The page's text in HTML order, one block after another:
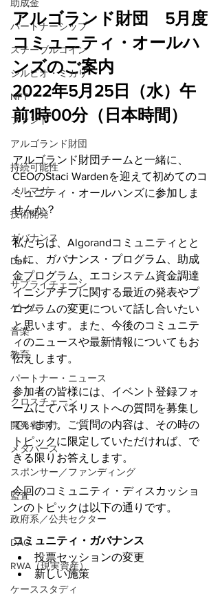
助成金
パートナーシップ
ステーブルコイン
シルビオ・ミカリ
NFT
ファンド
アルゴランド財団
持続可能性
メルマガ
技術開発
ガバナンス
DeFi
サプライチェーン
ゲーム
音楽
教育
パートナー・ニュース
クロスチェーン
開発者向け
メタバース
スポンサー／ファンディング
監査
政府系／公共セクター
DAO
RWA（現実資産）
ケーススタディ
アルゴランド財団　5月度
コミュニティ・オールハ
ンズのご案内
2022年5月25日（水）午
前1時00分（日本時間）
アルゴランド財団チームと一緒に、
CEOのStaci Wardenを迎えて初めてのコ
ミュニティ・オールハンズに参加しま
せんか？
私たちは、Algorandコミュニティとと
もに、ガバナンス・プログラム、助成
金プログラム、エコシステム資金調達
イニシアチブに関する最近の発表やプ
ログラムの変更について話し合いたい
と思います。また、今後のコミュニテ
ィのニュースや最新情報についてもお
伝えします。
参加者の皆様には、イベント登録フォ
ームにてパネリストへの質問を募集し
ています。ご質問の内容は、その時の
トピックに限定していただければ、で
きる限りお答えします。
今回のコミュニティ・ディスカッショ
ンのトピックは以下の通りです。
コミュニティ・ガバナンス
投票セッションの変更
新しい施策